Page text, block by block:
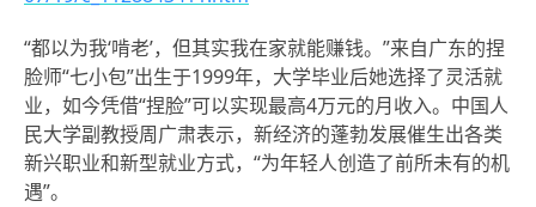
“都以为我‘啃老’，但其实我在家就能赚钱。”来自广东的捏
脸师“七小包”出生于1999年，大学毕业后她选择了灵活就
业，如今凭借“捏脸”可以实现最高4万元的月收入。中国人
民大学副教授周广肃表示，新经济的蓬勃发展催生出各类
新兴职业和新型就业方式，“为年轻人创造了前所未有的机
遇”。